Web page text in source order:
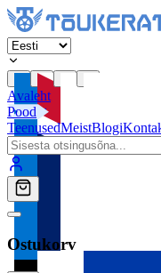
Avaleht
Pood
TeenusedMeistBlogi
Ostukorv